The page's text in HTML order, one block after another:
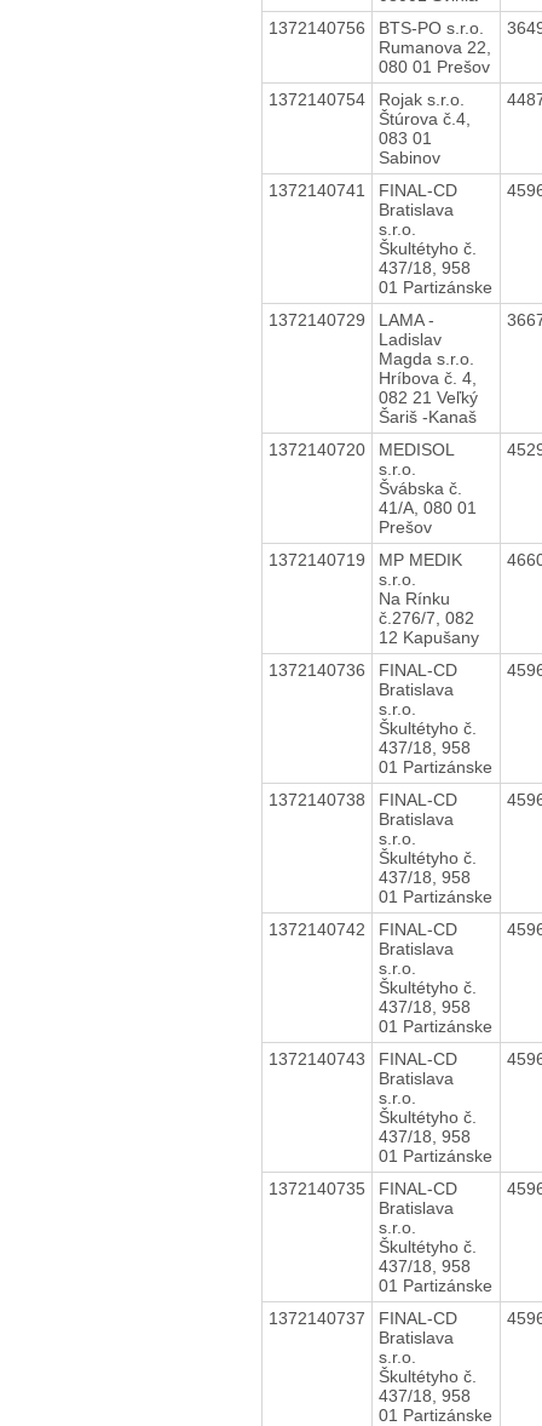
1372140756
BTS-PO s.r.o.
Rumanova 22,
080 01 Prešov
1372140754
Rojak s.r.o.
Štúrova č.4,
083 01
Sabinov
1372140741
FINAL-CD
Bratislava
s.r.o.
Škultétyho č.
437/18, 958
01 Partizánske
1372140729
LAMA -
Ladislav
Magda s.r.o.
Hríbova č. 4,
082 21 Veľký
Šariš -Kanaš
1372140720
MEDISOL
s.r.o.
Švábska č.
41/A, 080 01
Prešov
1372140719
MP MEDIK
s.r.o.
Na Rínku
č.276/7, 082
12 Kapušany
1372140736
FINAL-CD
Bratislava
s.r.o.
Škultétyho č.
437/18, 958
01 Partizánske
1372140738
FINAL-CD
Bratislava
s.r.o.
Škultétyho č.
437/18, 958
01 Partizánske
1372140742
FINAL-CD
Bratislava
s.r.o.
Škultétyho č.
437/18, 958
01 Partizánske
1372140743
FINAL-CD
Bratislava
s.r.o.
Škultétyho č.
437/18, 958
01 Partizánske
1372140735
FINAL-CD
Bratislava
s.r.o.
Škultétyho č.
437/18, 958
01 Partizánske
1372140737
FINAL-CD
Bratislava
s.r.o.
Škultétyho č.
437/18, 958
01 Partizánske